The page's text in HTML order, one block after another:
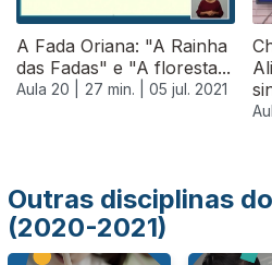
A Fada Oriana: "A Rainha
das Fadas" e "A floresta...
Aula 20 | 27 min. | 05 jul. 2021
Outras disciplinas
(2020-2021)